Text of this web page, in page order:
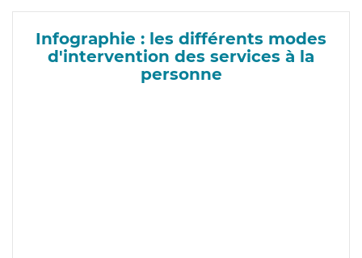
Infographie : les différents modes
d'intervention des services à la
personne